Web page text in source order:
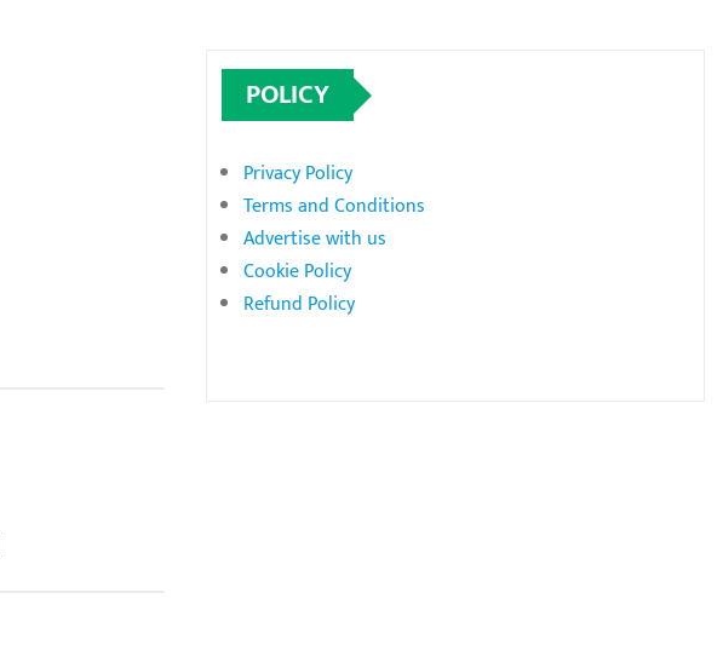
POLICY
Privacy Policy
Terms and Conditions
Advertise with us
Cookie Policy
Refund Policy